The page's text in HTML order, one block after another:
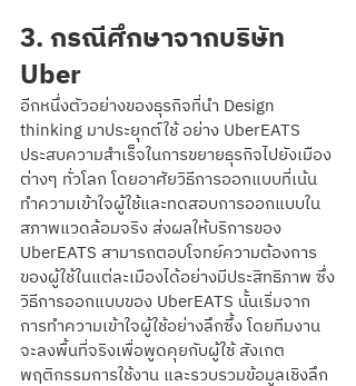
3. กรณีศึกษาจากบริษัท
Uber
อีกหนึ่งตัวอย่างของธุรกิจที่นำ Design
thinking มาประยุกต์ใช้ อย่าง UberEATS
ประสบความสำเร็จในการขยายธุรกิจไปยังเมือง
ต่างๆ ทั่วโลก โดยอาศัยวิธีการออกแบบที่เน้น
ทำความเข้าใจผู้ใช้และทดสอบการออกแบบใน
สภาพแวดล้อมจริง ส่งผลให้บริการของ
UberEATS สามารถตอบโจทย์ความต้องการ
ของผู้ใช้ในแต่ละเมืองได้อย่างมีประสิทธิภาพ ซึ่ง
วิธีการออกแบบของ UberEATS นั้นเริ่มจาก
การทำความเข้าใจผู้ใช้อย่างลึกซึ้ง โดยทีมงาน
จะลงพื้นที่จริงเพื่อพูดคุยกับผู้ใช้ สังเกต
พฤติกรรมการใช้งาน และรวบรวมข้อมูลเชิงลึก